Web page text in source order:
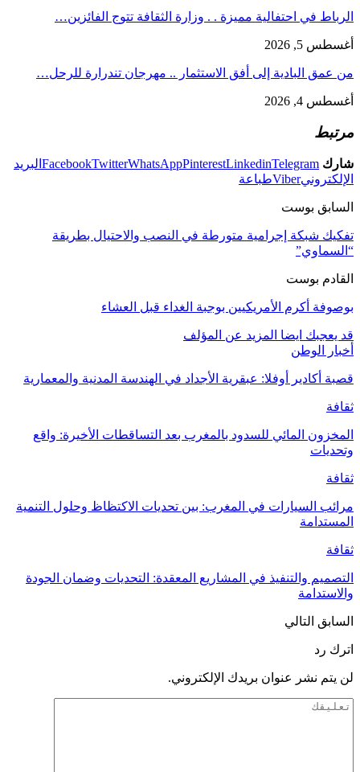
الرباط في احتفالية مميزة . . وزارة الثقافة تتوج الفائزين…
أغسطس 5, 2026
من عمق البادية إلى أفق الاستثمار .. مهرجان تندرارة للرحل…
أغسطس 4, 2026
مرتبط
شارك FacebookTwitterWhatsAppPinterestLinkedinTelegram
البريد
الإلكترونيViberطباعة
السابق بوست
تفكيك شبكة إجرامية متورطة في النصب والاحتيال بطريقة
“السماوي”
القادم بوست
بوصوفة أكرم الأمريكيين بوجبة الغداء قبل العشاء
قد يعجبك ايضا المزيد عن المؤلف
أخبار الوطن
قصبة أكادير أوفلا: عبقرية الأجداد في الهندسة المدنية والمعمارية
ثقافة
المخزون المائي للسدود بالمغرب بعد التساقطات الأخيرة: واقع
وتحديات
ثقافة
مرائب السيارات في المغرب: بين تحديات الاكتظاظ وحلول التنمية
المستدامة
ثقافة
التصميم والتنفيذ في المشاريع المعقدة: التحديات وضمان الجودة
والاستدامة
السابق التالي
اترك رد
لن يتم نشر عنوان بريدك الإلكتروني.